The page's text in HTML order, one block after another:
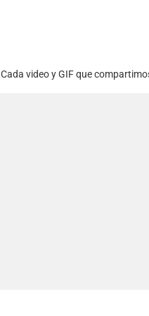
Cada video y GIF que